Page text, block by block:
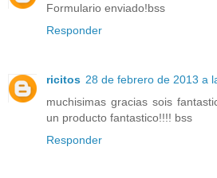
Formulario enviado!bss
Responder
ricitos 28 de febrero de 2013 a
muchisimas gracias sois
un producto fantastico!!!! bss
Responder